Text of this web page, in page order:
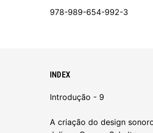
978-989-654-992-3
INDEX
Introdução - 9
A criação do design